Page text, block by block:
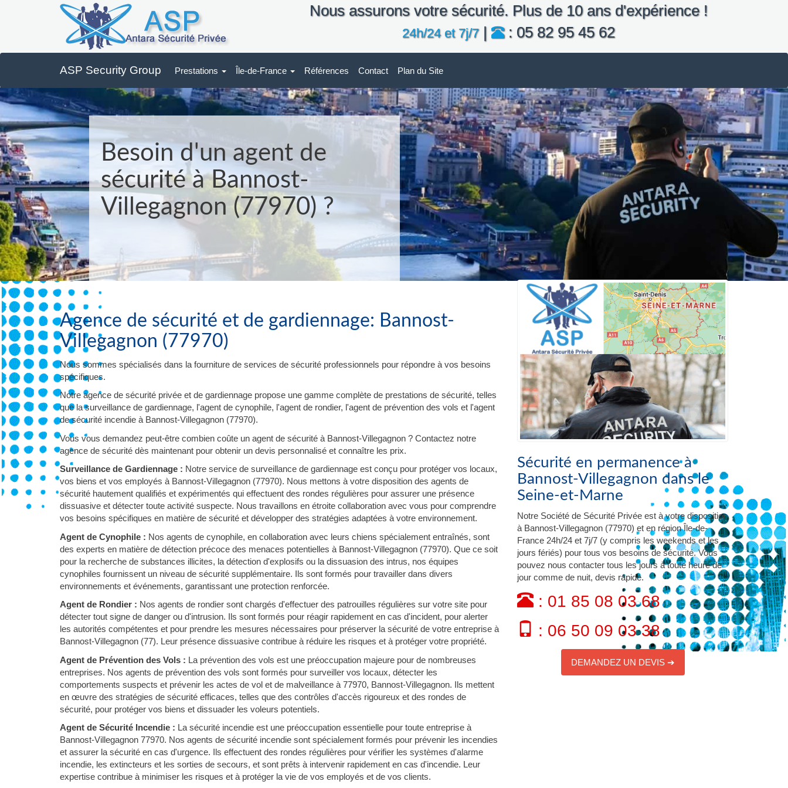
Nous assurons votre sécurité. Plus de 10 ans d'expérience !
24h/24 et 7j/7| : 05 82 95 45 62
ASP Security Group Prestations Île-de-France Références Contact Plan du Site
Besoin d'un agent de
sécurité à Bannost-
Villegagnon (77970) ?
Agence de sécurité et de gardiennage: Bannost-
Villegagnon (77970)
Nous sommes spécialisés dans la fourniture de services de sécurité professionnels pour répondre à vos besoins
spécifiques.
Notre agence de sécurité privée et de gardiennage propose une gamme complète de prestations de sécurité, telles
que la surveillance de gardiennage, l'agent de cynophile, l'agent de rondier, l'agent de prévention des vols et l'agent
de sécurité incendie à Bannost-Villegagnon (77970).
Vous vous demandez peut-être combien coûte un agent de sécurité à Bannost-Villegagnon ? Contactez notre
agence de sécurité dès maintenant pour obtenir un devis personnalisé et connaître les prix.
Surveillance de Gardiennage : Notre service de surveillance de gardiennage est conçu pour protéger vos locaux,
vos biens et vos employés à Bannost-Villegagnon (77970). Nous mettons à votre disposition des agents de
sécurité hautement qualifiés et expérimentés qui effectuent des rondes régulières pour assurer une présence
dissuasive et détecter toute activité suspecte. Nous travaillons en étroite collaboration avec vous pour comprendre
vos besoins spécifiques en matière de sécurité et développer des stratégies adaptées à votre environnement.
Agent de Cynophile : Nos agents de cynophile, en collaboration avec leurs chiens spécialement entraînés, sont
des experts en matière de détection précoce des menaces potentielles à Bannost-Villegagnon (77970). Que ce soit
pour la recherche de substances illicites, la détection d'explosifs ou la dissuasion des intrus, nos équipes
cynophiles fournissent un niveau de sécurité supplémentaire. Ils sont formés pour travailler dans divers
environnements et événements, garantissant une protection renforcée.
Agent de Rondier : Nos agents de rondier sont chargés d'effectuer des patrouilles régulières sur votre site pour
détecter tout signe de danger ou d'intrusion. Ils sont formés pour réagir rapidement en cas d'incident, pour alerter
les autorités compétentes et pour prendre les mesures nécessaires pour préserver la sécurité de votre entreprise à
Bannost-Villegagnon (77). Leur présence dissuasive contribue à réduire les risques et à protéger votre propriété.
Agent de Prévention des Vols : La prévention des vols est une préoccupation majeure pour de nombreuses
entreprises. Nos agents de prévention des vols sont formés pour surveiller vos locaux, détecter les
comportements suspects et prévenir les actes de vol et de malveillance à 77970, Bannost-Villegagnon. Ils mettent
en œuvre des stratégies de sécurité efficaces, telles que des contrôles d'accès rigoureux et des rondes de
sécurité, pour protéger vos biens et dissuader les voleurs potentiels.
Agent de Sécurité Incendie : La sécurité incendie est une préoccupation essentielle pour toute entreprise à
Bannost-Villegagnon 77970. Nos agents de sécurité incendie sont spécialement formés pour prévenir les incendies
et assurer la sécurité en cas d'urgence. Ils effectuent des rondes régulières pour vérifier les systèmes d'alarme
incendie, les extincteurs et les sorties de secours, et sont prêts à intervenir rapidement en cas d'incendie. Leur
expertise contribue à minimiser les risques et à protéger la vie de vos employés et de vos clients.
Sécurité en permanence à
Bannost-Villegagnon dans le
Seine-et-Marne
Notre Société de Sécurité Privée est à votre disposition
à Bannost-Villegagnon (77970) et en région Île-de-
France 24h/24 et 7j/7 (y compris les weekends et les
jours fériés) pour tous vos besoins de sécurité. Vous
pouvez nous contacter tous les jours à toute heure de
jour comme de nuit, devis rapide.
: 01 85 08 03 68
: 06 50 09 03 38
DEMANDEZ UN DEVIS ➔